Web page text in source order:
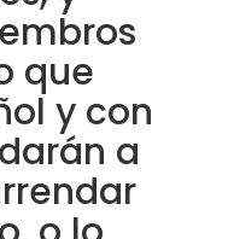
que
y con
a